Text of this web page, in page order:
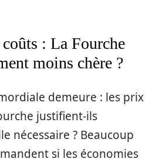
: La Fourche
moins chère ?
demeure : les prix
justifient-ils
nécessaire ? Beaucoup
si les économies